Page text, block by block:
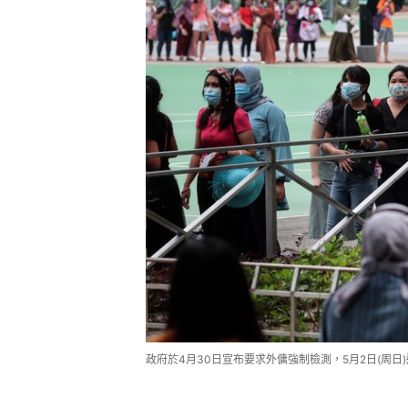
政府於4月30日宣布要求外傭強制檢測，5月2日(周日